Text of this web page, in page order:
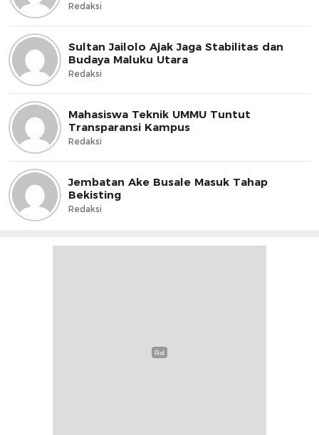
Redaksi
Sultan Jailolo Ajak Jaga Stabilitas dan
Budaya Maluku Utara
Redaksi
Mahasiswa Teknik UMMU Tuntut
Transparansi Kampus
Redaksi
Jembatan Ake Busale Masuk Tahap
Bekisting
Redaksi